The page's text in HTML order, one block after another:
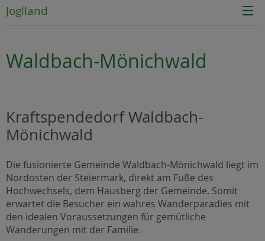
Joglland
Waldbach-Mönichwald
Kraftspendedorf Waldbach-
Mönichwald
Die fusionierte Gemeinde Waldbach-Mönichwald liegt im
Nordosten der Steiermark, direkt am Fuße des
Hochwechsels, dem Hausberg der Gemeinde. Somit
erwartet die Besucher ein wahres Wanderparadies mit
den idealen Voraussetzungen für gemütliche
Wanderungen mit der Familie.